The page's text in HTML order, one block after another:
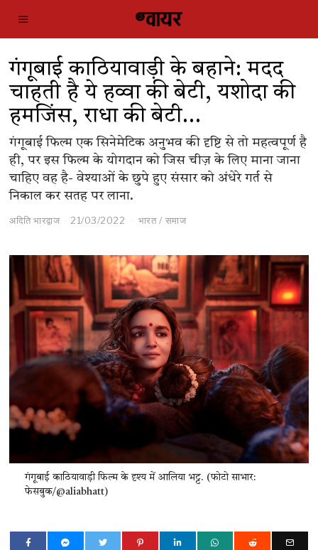
गंगूबाई काठियावाड़ी के बहाने: मदद
चाहती है ये हव्वा की बेटी, यशोदा की
हमजिंस, राधा की बेटी…
गंगूबाई फिल्म एक सिनेमेटिक अनुभव की दृष्टि से तो महत्वपूर्ण है
ही, पर इस फिल्म के योगदान को जिस चीज़ के लिए माना जाना
चाहिए वह है- वेश्याओं के छुपे हुए संसार को अंधेरे गर्त से
निकाल कर सतह पर लाना.
अदिति भारद्वाज 21/03/2022 भारत / समाज
गंगूबाई काठियावाड़ी फिल्म के दृश्य में आलिया भट्ट. (फोटो साभार:
फेसबुक/@aliabhatt)